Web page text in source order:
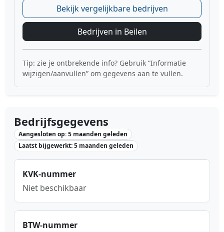
Bekijk vergelijkbare bedrijven
Bedrijven in Beilen
Tip: zie je ontbrekende info? Gebruik “Informatie
wijzigen/aanvullen” om gegevens aan te vullen.
Bedrijfsgegevens
Aangesloten op: 5 maanden geleden
Laatst bijgewerkt: 5 maanden geleden
KVK-nummer
Niet beschikbaar
BTW-nummer